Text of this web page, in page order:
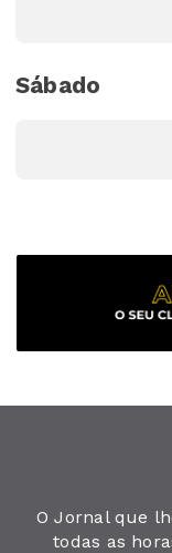
Sábado
O Jornal que
todas as